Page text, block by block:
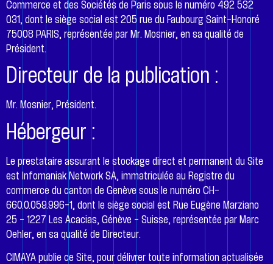
Commerce et des Sociétés de Paris sous le numéro 492 532
031, dont le siège social est 205 rue du Faubourg Saint-Honoré
75008 PARIS, représentée par Mr. Mosnier, en sa qualité de
Président.
Directeur de la publication :
Mr. Mosnier, Président.
Hébergeur :
Le prestataire assurant le stockage direct et permanent du Site
est Infomaniak Network SA, immatriculée au Registre du
commerce du canton de Genève sous le numéro CH-
660.0.059.996-1, dont le siège social est Rue Eugène Marziano
25 – 1227 Les Acacias, Génève – Suisse, représentée par Marc
Oehler, en sa qualité de Directeur.
CIMAYA publie ce Site, pour délivrer toute information actualisée